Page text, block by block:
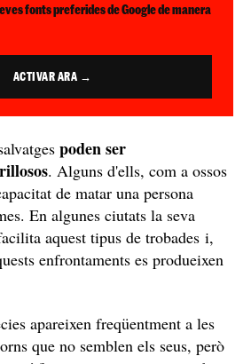
fonts preferides de Google de manera
ACTIVAR ARA →
poden ser
. Alguns d'ells, com a ossos
de matar una persona
En algunes ciutats la seva
aquest tipus de trobades i,
enfrontaments es produeixen
apareixen freqüentment a les
que no semblen els seus, però